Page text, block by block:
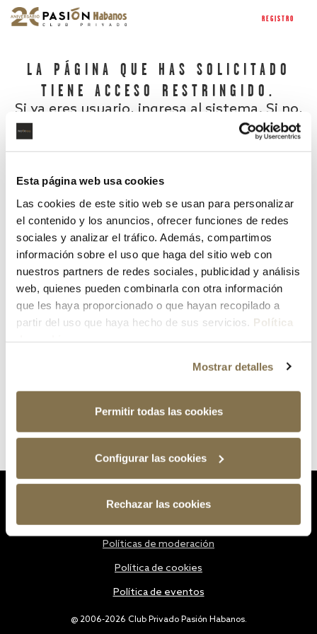
Esta página web usa cookies
Las cookies de este sitio web se usan para personalizar
el contenido y los anuncios, ofrecer funciones de redes
sociales y analizar el tráfico. Además, compartimos
información sobre el uso que haga del sitio web con
nuestros partners de redes sociales, publicidad y análisis
web, quienes pueden combinarla con otra información
que les haya proporcionado o que hayan recopilado a
partir del uso que haya hecho de sus servicios. Política
Mostrar detalles
Permitir todas las cookies
Configurar las cookies
Rechazar las cookies
REGISTRO
LA PÁGINA QUE HAS SOLICITADO
TIENE ACCESO RESTRINGIDO.
Si ya eres usuario, ingresa al sistema. Si no,
¿Has olvidado tu contraseña?
@ 2006-2026 Club Privado Pasión Habanos.
Políticas de moderación
Política de cookies
Política de eventos